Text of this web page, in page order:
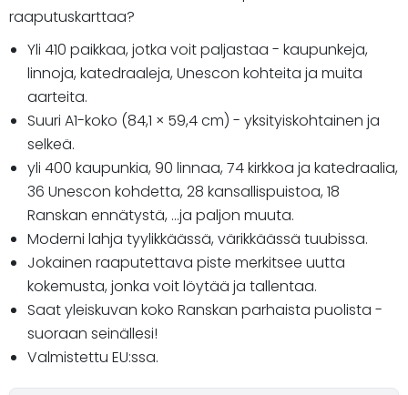
raaputuskarttaa?
Yli 410 paikkaa, jotka voit paljastaa - kaupunkeja,
linnoja, katedraaleja, Unescon kohteita ja muita
aarteita.
Suuri A1-koko (84,1 × 59,4 cm) - yksityiskohtainen ja
selkeä.
yli 400 kaupunkia, 90 linnaa, 74 kirkkoa ja katedraalia,
36 Unescon kohdetta, 28 kansallispuistoa, 18
Ranskan ennätystä, ...ja paljon muuta.
Moderni lahja tyylikkäässä, värikkäässä tuubissa.
Jokainen raaputettava piste merkitsee uutta
kokemusta, jonka voit löytää ja tallentaa.
Saat yleiskuvan koko Ranskan parhaista puolista -
suoraan seinällesi!
Valmistettu EU:ssa.